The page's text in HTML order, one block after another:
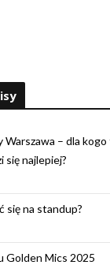
– dla kogo
się najlepiej?
się na standup?
Golden Mics 2025